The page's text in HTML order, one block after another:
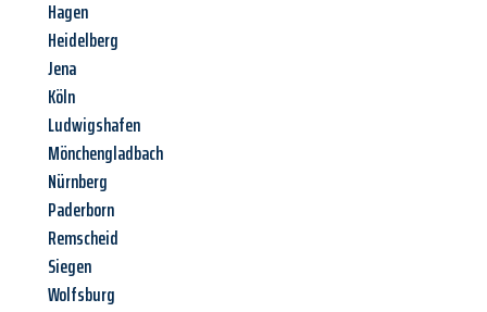
Hagen
Heidelberg
Jena
Köln
Ludwigshafen
Mönchengladbach
Nürnberg
Paderborn
Remscheid
Siegen
Wolfsburg